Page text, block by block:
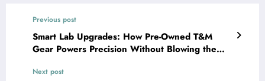
Previous post
Smart Lab Upgrades: How Pre-Owned T&M
Gear Powers Precision Without Blowing the
Next post